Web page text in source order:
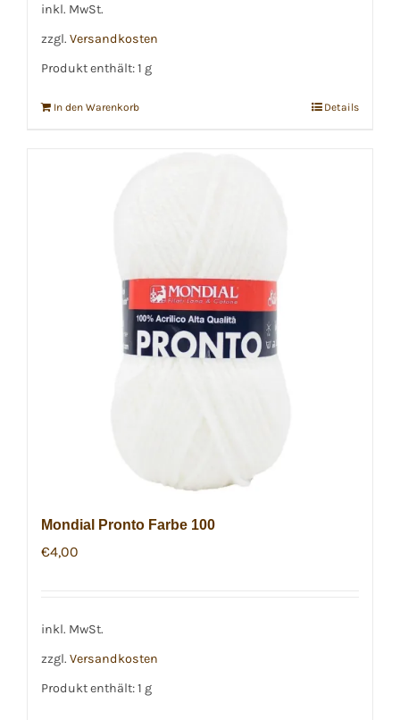
inkl. MwSt.
zzgl. Versandkosten
Produkt enthält: 1 g
In den Warenkorb Details
Mondial Pronto Farbe 100
€4,00
inkl. MwSt.
zzgl. Versandkosten
Produkt enthält: 1 g